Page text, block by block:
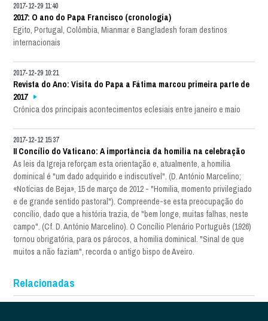
2017-12-29 11:40
2017: O ano do Papa Francisco (cronologia)
Egito, Portugal, Colômbia, Mianmar e Bangladesh foram destinos
internacionais
2017-12-29 10:21
Revista do Ano: Visita do Papa a Fátima marcou primeira parte de
2017
Crónica dos principais acontecimentos eclesiais entre janeiro e maio
2017-12-12 15:37
II Concílio do Vaticano: A importância da homilia na celebração
As leis da Igreja reforçam esta orientação e, atualmente, a homilia
dominical é "um dado adquirido e indiscutível". (D. António Marcelino;
«Notícias de Beja», 15 de março de 2012 - "Homilia, momento privilegiado
e de grande sentido pastoral"). Compreende-se esta preocupação do
concílio, dado que a história trazia, de "bem longe, muitas falhas, neste
campo". (Cf. D. António Marcelino). O Concílio Plenário Português (1926)
tornou obrigatória, para os párocos, a homilia dominical. "Sinal de que
muitos a não faziam", recorda o antigo bispo de Aveiro.
Relacionadas